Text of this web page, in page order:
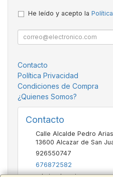
He leído y acepto la
Contacto
Política Privacidad
Condiciones de Compra
¿Quienes Somos?
Contacto
Calle Alcalde Pedro
13600 Alcazar de San
926550747
676872582